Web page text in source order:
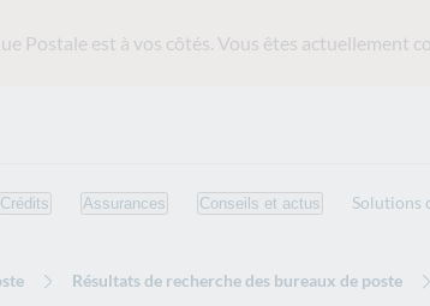
Postale est à vos côtés. Vous êtes actuellement
Crédits Assurances Conseils et actus Solutions
Résultats de recherche des bureaux de poste